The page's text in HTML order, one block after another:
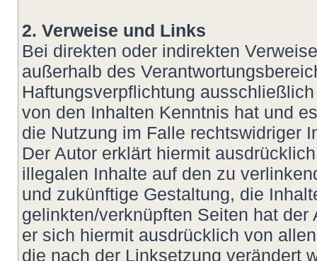
2. Verweise und Links
Bei direkten oder indirekten
außerhalb des
Haftungsverpflichtung
von den Inhalten Kenntnis hat und
die Nutzung im Falle rechtswidriger
Der Autor erklärt hiermit
illegalen Inhalte auf den zu
und zukünftige Gestaltung, die
gelinkten/verknüpften Seiten hat
er sich hiermit ausdrücklich von
die nach der Linksetzung verändert